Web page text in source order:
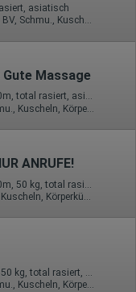
asiatisch
ZK, 69, GF6, NSa, Franz b. Ihr, BV, Schmu., Kuscheln
Massage
30 Jahre, 70B, KF 32/34, 1.60m, total rasiert, asiatisch
ANRUFE!
69, GF6, Franz b. Ihr, Schmu., Kuscheln, Körperküs., Mast., Strip
25 Jahre, 75B, KF 34, 1.68m, 50 kg, total rasiert, Latina
69, GF6, Franz b. Ihr, BV, Schmu., Kuscheln, Körperküs., DSa